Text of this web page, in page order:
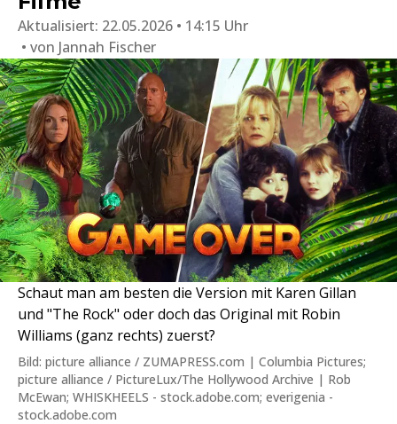
Aktualisiert: 22.05.2026 • 14:15 Uhr
von Jannah Fischer
Schaut man am besten die Version mit Karen Gillan
und "The Rock" oder doch das Original mit Robin
Williams (ganz rechts) zuerst?
Bild: picture alliance / ZUMAPRESS.com | Columbia Pictures;
picture alliance / PictureLux/The Hollywood Archive | Rob
McEwan; WHISKHEELS - stock.adobe.com; everigenia -
stock.adobe.com